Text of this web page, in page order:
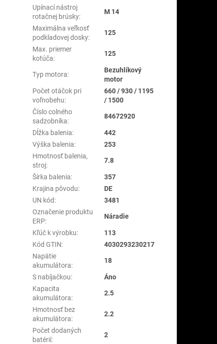
Upínací nástroj
rotačnej brúsky:
M 14
Maximálna veľkosť
podkladovej dosky:
125
Max. priemer
kotúča:
125
Typ motora:
Bezuhlíkový
motor
Počet otáčok pri
voľnobehu:
660 / 930 / 1195
/ 1500
Číslo colného
sadzobníka:
84672920
Dĺžka balenia:
442
Výška balenia:
253
Hmotnosť balenia,
stroj:
7.8
Šírka balenia:
357
Krajina pôvodu:
DE
UN kód:
3481
Označenie produktu
ERP:
Náradie
Kľúč k výrobku:
113
Kód GTIN:
4030293230217
Napätie
akumulátora:
18
S nabíjačkou:
Áno
Kapacita
akumulátora:
2.5
Hmotnosť bez
akumulátora:
2.2
Počet dodaných
batérií:
2